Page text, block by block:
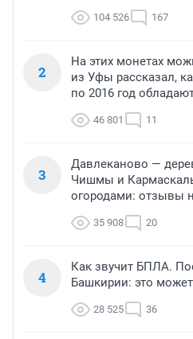
104 526 167
2
На этих монетах
из Уфы рассказал,
по 2016 год
46 801 11
3
Давлеканово —
Чишмы и
огородами: отзывы
35 908 20
4
Как звучит БПЛА.
Башкирии: это
28 525 36